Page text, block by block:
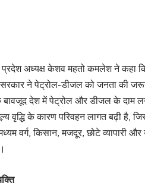
प्रदेश अध्यक्ष केशव महतो कमलेश ने कहा
ने पेट्रोल-डीजल को जनता की
बावजूद देश में पेट्रोल और डीजल के दाम
के कारण परिवहन लागत बढ़ी है,
वर्ग, किसान, मजदूर, छोटे व्यापारी